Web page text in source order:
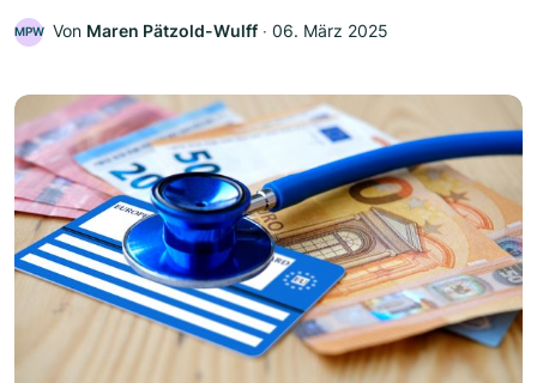
MPW Von Maren Pätzold-Wulff ‧ 06. März 2025